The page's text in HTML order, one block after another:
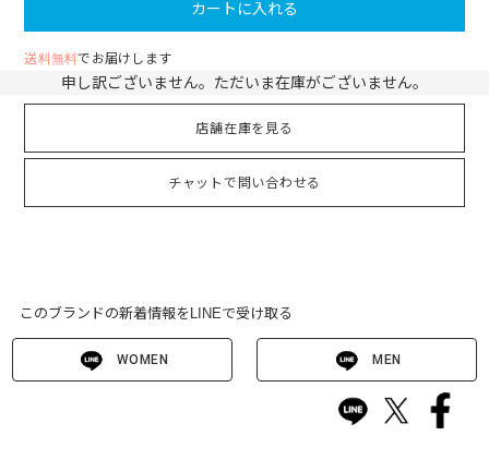
カートに入れる
送料無料でお届けします
申し訳ございません。ただいま在庫がございません。
店舗在庫を見る
チャットで問い合わせる
このブランドの新着情報をLINEで受け取る
WOMEN MEN